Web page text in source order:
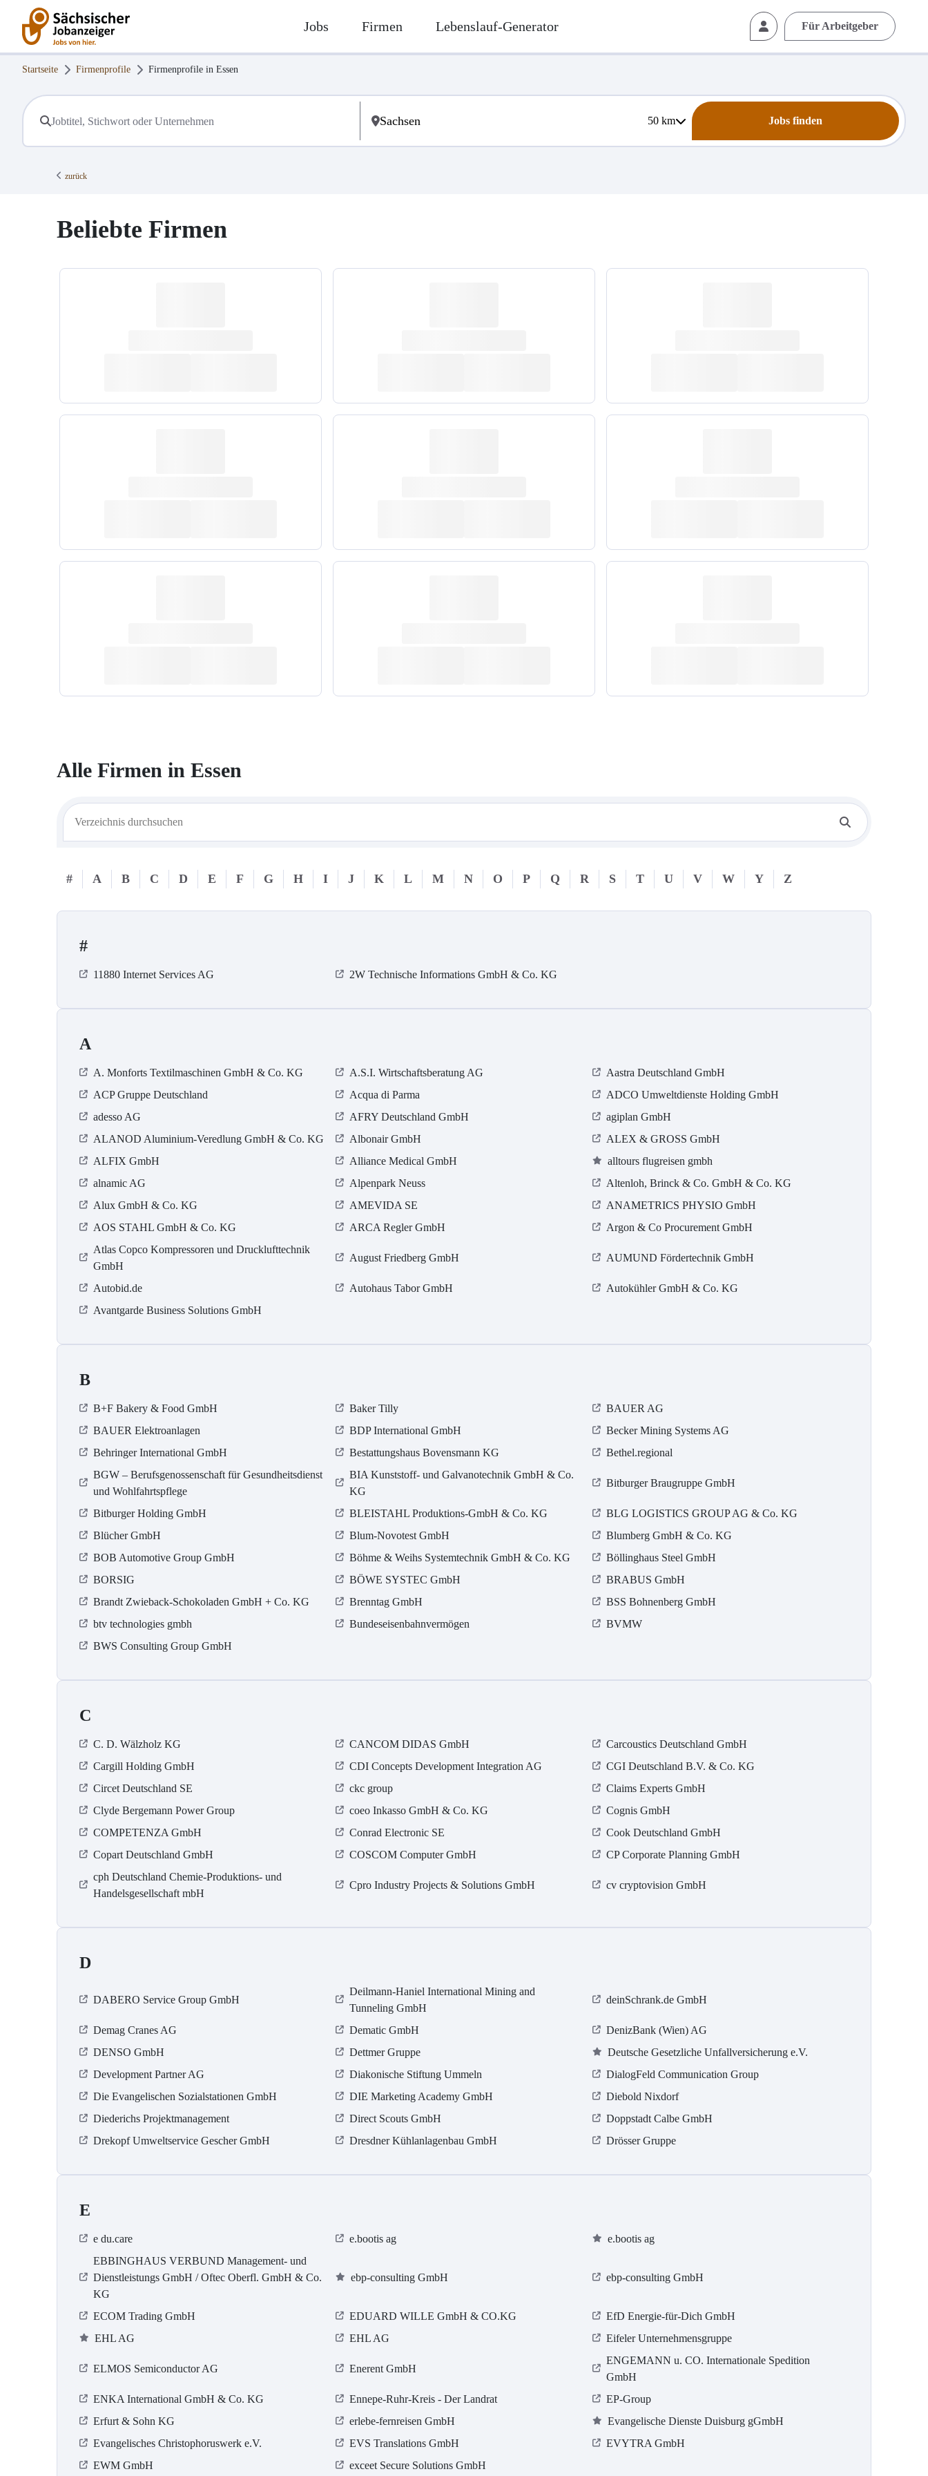
Jobs Firmen Lebenslauf-Generator Für Arbeitgeber
Startseite Firmenprofile Firmenprofile in Essen
50km Jobs finden
zurück
Beliebte Firmen
Alle Firmen in Essen
# A B C D E F G H I J K L M N O P Q R S T U V W Y Z
#
11880 Internet Services AG 2W Technische Informations GmbH & Co. KG
A
A. Monforts Textilmaschinen GmbH & Co. KG A.S.I. Wirtschaftsberatung AG
Aastra Deutschland GmbH
ACP Gruppe Deutschland
Acqua di Parma
ADCO Umweltdienste Holding GmbH
adesso AG
AFRY Deutschland GmbH
agiplan GmbH
ALANOD Aluminium-Veredlung GmbH & Co. KG
Albonair GmbH
ALEX & GROSS GmbH
ALFIX GmbH
Alliance Medical GmbH
alltours flugreisen gmbh
alnamic AG
Alpenpark Neuss
Altenloh, Brinck & Co. GmbH & Co. KG
Alux GmbH & Co. KG
AMEVIDA SE
ANAMETRICS PHYSIO GmbH
AOS STAHL GmbH & Co. KG
ARCA Regler GmbH
Argon & Co Procurement GmbH
Atlas Copco Kompressoren und Drucklufttechnik
GmbH
August Friedberg GmbH AUMUND Fördertechnik GmbH
Autobid.de Autohaus Tabor GmbH
Autokühler GmbH & Co. KG
Avantgarde Business Solutions GmbH
B
B+F Bakery & Food GmbH Baker Tilly
BAUER AG
BAUER Elektroanlagen
BDP International GmbH
Becker Mining Systems AG
Behringer International GmbH
Bestattungshaus Bovensmann KG
Bethel.regional
BGW – Berufsgenossenschaft für Gesundheitsdienst
und Wohlfahrtspflege
BIA Kunststoff- und Galvanotechnik GmbH & Co.
KG
Bitburger Braugruppe GmbH
Bitburger Holding GmbH BLEISTAHL Produktions-GmbH & Co. KG
BLG LOGISTICS GROUP AG & Co. KG
Blücher GmbH
Blum-Novotest GmbH
Blumberg GmbH & Co. KG
BOB Automotive Group GmbH
Böhme & Weihs Systemtechnik GmbH & Co. KG
Böllinghaus Steel GmbH
BORSIG
BÖWE SYSTEC GmbH
BRABUS GmbH
Brandt Zwieback-Schokoladen GmbH + Co. KG
Brenntag GmbH
BSS Bohnenberg GmbH
btv technologies gmbh
Bundeseisenbahnvermögen
BVMW
BWS Consulting Group GmbH
C
C. D. Wälzholz KG CANCOM DIDAS GmbH
Carcoustics Deutschland GmbH
Cargill Holding GmbH
CDI Concepts Development Integration AG
CGI Deutschland B.V. & Co. KG
Circet Deutschland SE
ckc group
Claims Experts GmbH
Clyde Bergemann Power Group
coeo Inkasso GmbH & Co. KG
Cognis GmbH
COMPETENZA GmbH
Conrad Electronic SE
Cook Deutschland GmbH
Copart Deutschland GmbH
COSCOM Computer GmbH
CP Corporate Planning GmbH
cph Deutschland Chemie-Produktions- und
Handelsgesellschaft mbH
Cpro Industry Projects & Solutions GmbH cv cryptovision GmbH
D
DABERO Service Group GmbH
Deilmann-Haniel International Mining and
Tunneling GmbH
deinSchrank.de GmbH
Demag Cranes AG Dematic GmbH
DenizBank (Wien) AG
DENSO GmbH
Dettmer Gruppe
Deutsche Gesetzliche Unfallversicherung e.V.
Development Partner AG
Diakonische Stiftung Ummeln
DialogFeld Communication Group
Die Evangelischen Sozialstationen GmbH
DIE Marketing Academy GmbH
Diebold Nixdorf
Diederichs Projektmanagement
Direct Scouts GmbH
Doppstadt Calbe GmbH
Drekopf Umweltservice Gescher GmbH
Dresdner Kühlanlagenbau GmbH Drösser Gruppe
E
e du.care e.bootis ag
e.bootis ag
EBBINGHAUS VERBUND Management- und
Dienstleistungs GmbH / Oftec Oberfl. GmbH & Co.
KG
ebp-consulting GmbH ebp-consulting GmbH
ECOM Trading GmbH EDUARD WILLE GmbH & CO.KG
EfD Energie-für-Dich GmbH
EHL AG
EHL AG Eifeler Unternehmensgruppe
ELMOS Semiconductor AG Enerent GmbH
ENGEMANN u. CO. Internationale Spedition
GmbH
ENKA International GmbH & Co. KG
Ennepe-Ruhr-Kreis - Der Landrat
EP-Group
Erfurt & Sohn KG
erlebe-fernreisen GmbH
Evangelische Dienste Duisburg gGmbH
Evangelisches Christophoruswerk e.V.
EVS Translations GmbH
EVYTRA GmbH
EWM GmbH
exceet Secure Solutions GmbH